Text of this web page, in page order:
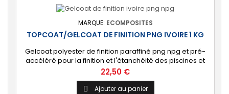
MARQUE: ECOMPOSITES
TOPCOAT/GELCOAT DE FINITION PNG IVOIRE 1 KG
Gelcoat polyester de finition paraffiné png npg et pré-
accéléré pour la finition et l'étanchéité des piscines et
bassins. [Finition] : Fournit une couche extérieure lisse
brillante qualité immersion. [Étanche] : Étanchéifie votre
stratification résine et fibre de verre. Livré avec son
Prix
22,50 €
 Ajouter au panier